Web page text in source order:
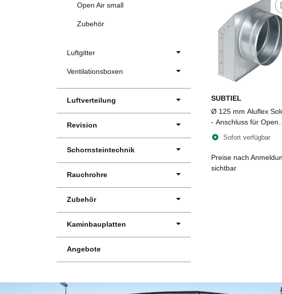
Open Air small
Zubehör
Luftgitter
Ventilationsboxen
Luftverteilung
Revision
Schornsteintechnik
Rauchrohre
Zubehör
Kaminbauplatten
Angebote
SUBTIEL
Ø 125 mm Aluflex
- Anschluss für Open
Air Curved
Sofort verfügbar
Preise nach
sichtbar